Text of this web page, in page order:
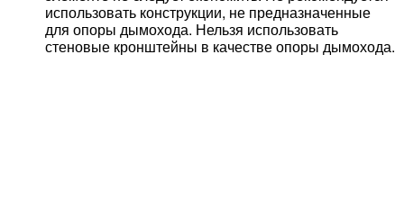
использовать конструкции, не предназначенные
для опоры дымохода. Нельзя использовать
стеновые кронштейны в качестве опоры дымохода.